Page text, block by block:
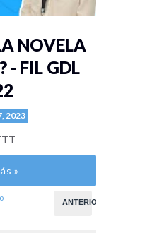
NOVELA
- FIL GDL
2023
»
ANTERIOR